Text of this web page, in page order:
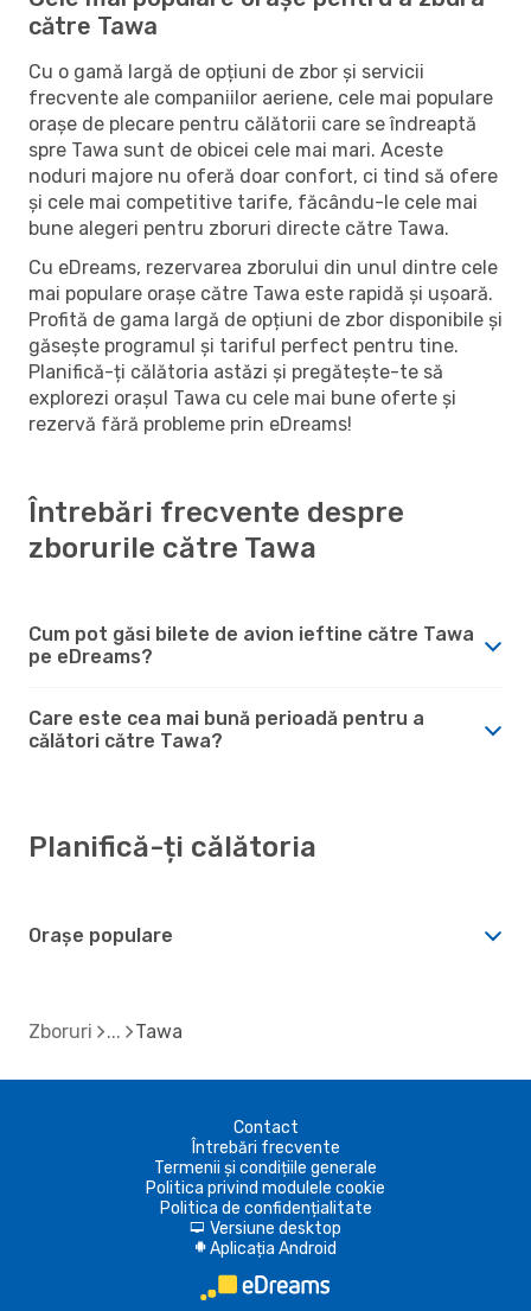
către Tawa
Cu o gamă largă de opțiuni de zbor și servicii
frecvente ale companiilor aeriene, cele mai populare
orașe de plecare pentru călătorii care se îndreaptă
spre Tawa sunt de obicei cele mai mari. Aceste
noduri majore nu oferă doar confort, ci tind să ofere
și cele mai competitive tarife, făcându-le cele mai
bune alegeri pentru zboruri directe către Tawa.
Cu eDreams, rezervarea zborului din unul dintre cele
mai populare orașe către Tawa este rapidă și ușoară.
Profită de gama largă de opțiuni de zbor disponibile și
găsește programul și tariful perfect pentru tine.
Planifică-ți călătoria astăzi și pregătește-te să
explorezi orașul Tawa cu cele mai bune oferte și
rezervă fără probleme prin eDreams!
Întrebări frecvente despre
zborurile către Tawa
Cum pot găsi bilete de avion ieftine către Tawa
pe eDreams?
Care este cea mai bună perioadă pentru a
călători către Tawa?
Planifică-ți călătoria
Orașe populare
Zboruri Tawa
Contact
Întrebări frecvente
Termenii și condițiile generale
Politica privind modulele cookie
Politica de confidențialitate
d Versiune desktop
A Aplicația Android